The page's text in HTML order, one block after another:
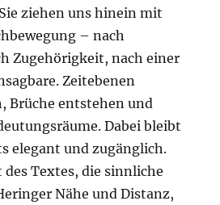
ziehen uns hinein mit
– nach
Zugehörigkeit, nach einer
Zeitebenen
Brüche entstehen und
Dabei bleibt
elegant und zugänglich.
Textes, die sinnliche
Nähe und Distanz,